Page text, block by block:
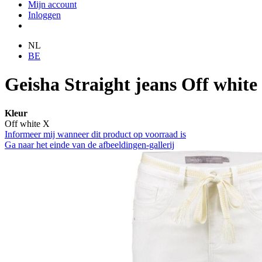
Mijn account
Inloggen
NL
BE
Geisha Straight jeans Off
Kleur
Off white X
Informeer mij wanneer dit product op voorraad is
Ga naar het einde van de afbeeldingen-gallerij